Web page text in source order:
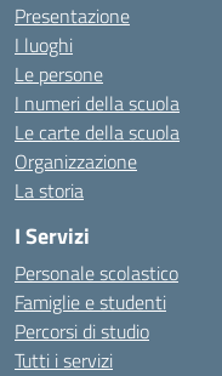
Presentazione
I luoghi
Le persone
I numeri della scuola
Le carte della scuola
Organizzazione
La storia
I Servizi
Personale scolastico
Famiglie e studenti
Percorsi di studio
Tutti i servizi